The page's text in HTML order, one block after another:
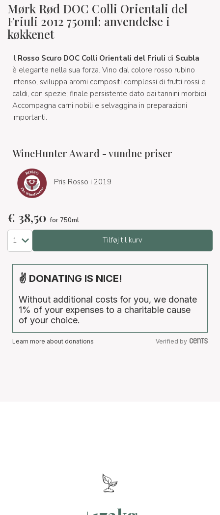
Mørk Rød DOC Colli Orientali del
Friuli 2012 750ml: anvendelse i
køkkenet
Il Rosso Scuro DOC Colli Orientali del Friuli di Scubla
è elegante nella sua forza. Vino dal colore rosso rubino
intenso, sviluppa aromi compositi complessi di frutti rossi e
caldi, con spezie; finale persistente dato dai tannini morbidi.
Accompagna carni nobili e selvaggina in preparazioni
importanti.
WineHunter Award - vundne priser
Pris Rosso i 2019
€ 38,50 for 750ml
Tilføj til kurv
✌ DONATING IS NICE!
Without additional costs for you, we donate
1% of your expenses to a charitable cause
of your choice.
Learn more about donations Verified by